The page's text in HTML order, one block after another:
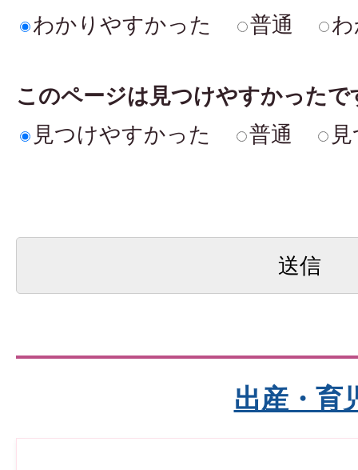
わかりやすかった
普通
このページは見つけやすかったで
見つけやすかった
普通
出産・育